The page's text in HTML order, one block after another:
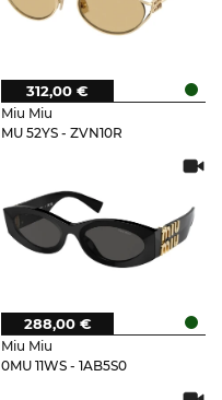
Miu Miu
MU 52YS - ZVN10R
312,00 €
Miu Miu
0MU 11WS - 1AB5S0
288,00 €